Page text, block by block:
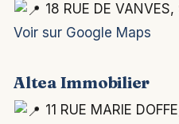
18 RUE DE
Voir sur Google Maps
Altea Immobilier
11 RUE MARIE